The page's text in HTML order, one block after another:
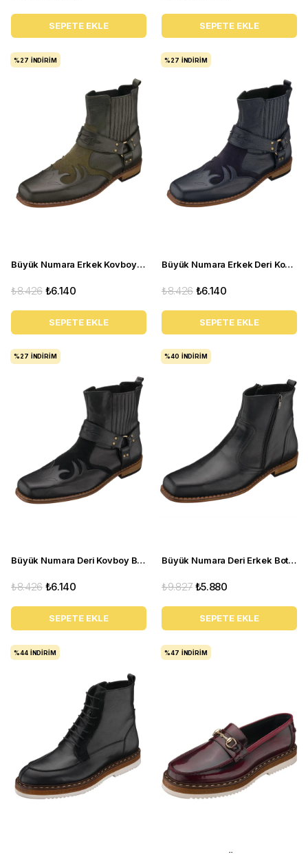
SEPETE EKLE SEPETE EKLE
Büyük Numara Erkek Kovboy Bot Haki- NVN71 Haki
₺6.140
₺8.426
SEPETE EKLE
%27 İNDIRIM
Büyük Numara Erkek Deri Kovboy Bot - NVN71 Lacivert
₺6.140
₺8.426
SEPETE EKLE
%27 İNDIRIM
Büyük Numara Deri Kovboy Bot - NVN71 siyah
₺6.140
₺8.426
SEPETE EKLE
%27 İNDIRIM
Büyük Numara Deri Erkek Bot Üst Kalte - CLAS01 Siyah
₺5.880
₺9.827
SEPETE EKLE
%40 İNDIRIM
%44 İNDIRIM %47 İNDIRIM